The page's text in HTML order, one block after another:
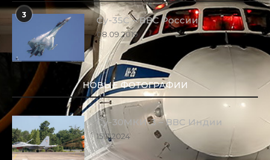
3
Су-35С – ВВС России
08.09.2019
НОВЫЕ ФОТОГРАФИИ
Су-30МКИ-3 – ВВС Индии
15.11.2024